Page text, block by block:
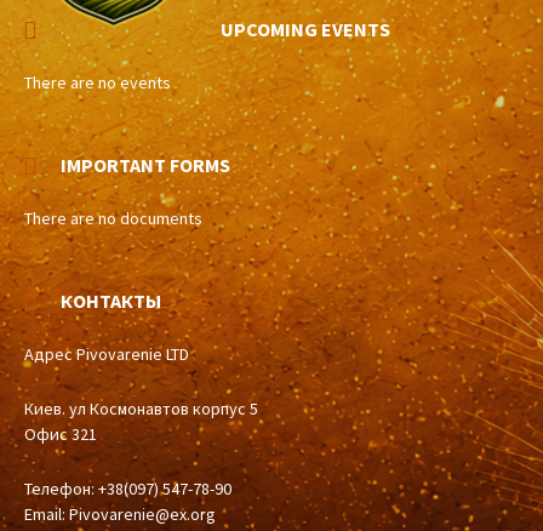
UPCOMING EVENTS
There are no events
IMPORTANT FORMS
There are no documents
КОНТАКТЫ
Адрес Pivovarenie LTD
Киев. ул Космонавтов корпус 5
Офис 321
Телефон: +38(097) 547-78-90
Email: Pivovarenie@ex.org